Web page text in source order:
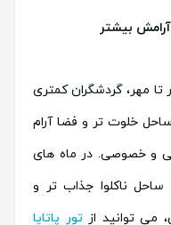
بیشتر
تا مهر، گردشگران کمتری
خلوت تر و فضا آرام
و خصوصی. در ماه های
ناکلوا جذاب تر و
می توانید ازتور پاتایا